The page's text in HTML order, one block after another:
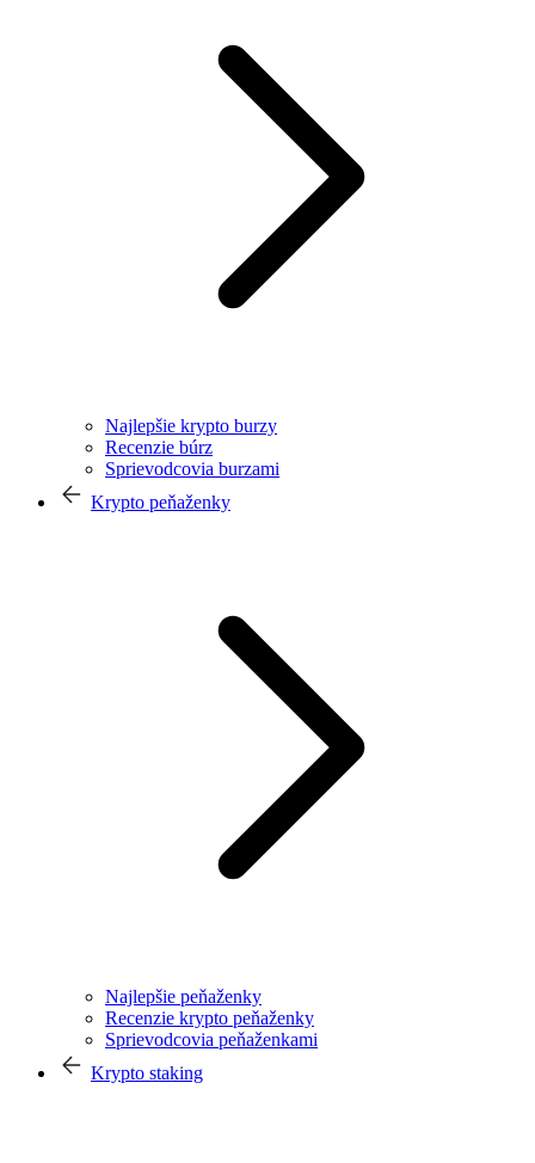
Najlepšie krypto burzy
Recenzie búrz
Sprievodcovia burzami
Krypto peňaženky
Najlepšie peňaženky
Recenzie krypto peňaženky
Sprievodcovia peňaženkami
Krypto staking